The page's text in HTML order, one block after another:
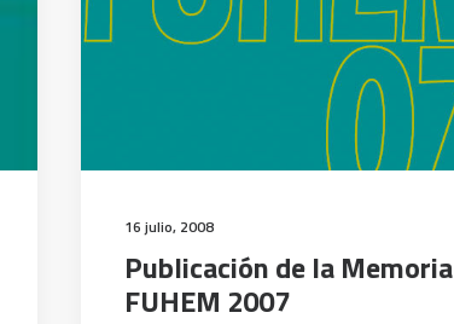
16 julio, 2008
Publicación de la Memoria
FUHEM 2007